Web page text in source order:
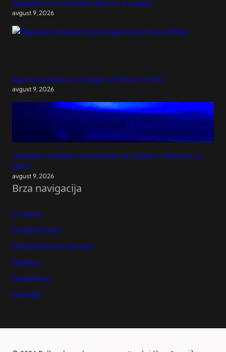
Dogodilo se na današnji datum, 9. avgust
avgust 9, 2026
Rajaner povukao iz prodaje sve letove iz Niša
avgust 9, 2026
Uhapšen muškarac osumnjičen za ubistvo u Petrovcu na
Mlavi
avgust 9, 2026
Brza navigacija
O nama
Predloži Vest
Pretplatite se na vesti
Karijera
Marketing
Kontakt